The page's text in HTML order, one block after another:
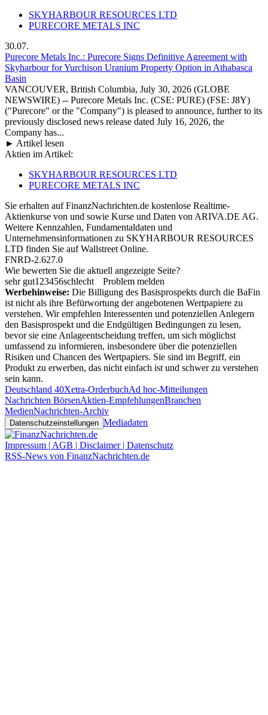
SKYHARBOUR RESOURCES LTD
PURECORE METALS INC
30.07.
Purecore Metals Inc.: Purecore Signs Definitive Agreement with
Skyharbour for Yurchison Uranium Property Option in Athabasca
Basin
VANCOUVER, British Columbia, July 30, 2026 (GLOBE
NEWSWIRE) -- Purecore Metals Inc. (CSE: PURE) (FSE: J8Y)
("Purecore" or the "Company") is pleased to announce, further to its
previously disclosed news release dated July 16, 2026, the
Company has...
► Artikel lesen
Aktien im Artikel:
SKYHARBOUR RESOURCES LTD
PURECORE METALS INC
Sie erhalten auf FinanzNachrichten.de kostenlose Realtime-
Aktienkurse von und sowie Kurse und Daten von ARIVA.DE AG.
Weitere Kennzahlen, Fundamentaldaten und
Unternehmensinformationen zu SKYHARBOUR RESOURCES
LTD finden Sie aufWallstreet Online.
FNRD-2.627.0
Wie bewerten Sie die aktuell angezeigte Seite?
sehr gut1 23456schlecht
Problem melden
Werbehinweise: Die Billigung des Basisprospekts durch die BaFin
ist nicht als ihre Befürwortung der angebotenen Wertpapiere zu
verstehen. Wir empfehlen Interessenten und potenziellen Anlegern
den Basisprospekt und die Endgültigen Bedingungen zu lesen,
bevor sie eine Anlageentscheidung treffen, um sich möglichst
umfassend zu informieren, insbesondere über die potenziellen
Risiken und Chancen des Wertpapiers. Sie sind im Begriff, ein
Produkt zu erwerben, das nicht einfach ist und schwer zu verstehen
sein kann.
Deutschland 40Xetra-OrderbuchAd hoc-Mitteilungen
Nachrichten BörsenAktien-EmpfehlungenBranchen
MedienNachrichten-Archiv
Datenschutzeinstellungen Mediadaten
Impressum | AGB | Disclaimer | Datenschutz
RSS-News von FinanzNachrichten.de